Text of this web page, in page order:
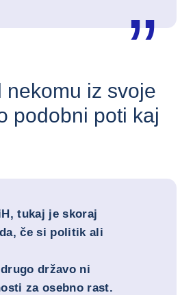
nekomu iz svoje
podobni poti kaj
tukaj je skoraj
če si politik ali
državo ni
za osebno rast.